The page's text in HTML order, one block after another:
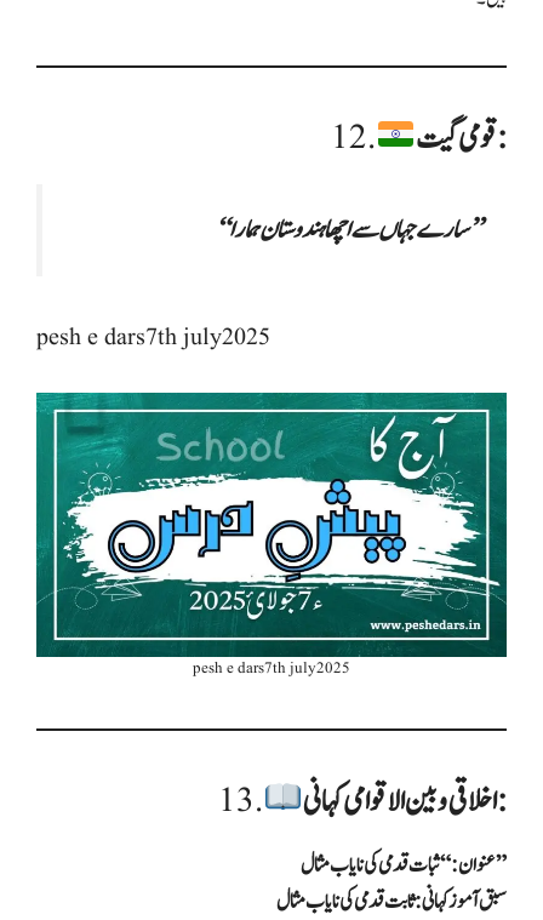
12. قومی گیت:
“سارے جہاں سے اچھا ہندوستان ہمارا”
pesh e dars7th july2025
pesh e dars7th july2025
13. اخلاقی و بین الاقوامی کہانی:
عنوان: “ثبات قدمی کی نایاب مثال”
سبق آموز کہانی: ثابت قدمی کی نایاب مثال